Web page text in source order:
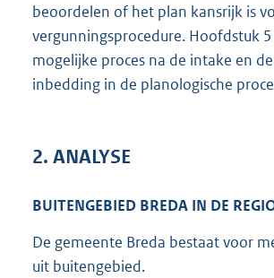
beoordelen of het plan kansrijk is
vergunningsprocedure. Hoofdstuk
mogelijke proces na de intake en
inbedding in de planologische
2. ANALYSE
BUITENGEBIED BREDA IN DE
De gemeente Breda bestaat voor
uit buitengebied.